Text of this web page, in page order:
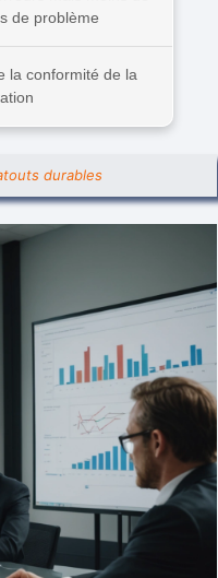
de problème
la conformité de la
durables